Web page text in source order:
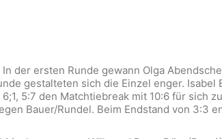
der ersten Runde gewann Olga
gestalteten sich die Einzel enger.
5:7 den Matchtiebreak mit 10:6 für sich
Bauer/Rundel. Beim Endstand von 3:3